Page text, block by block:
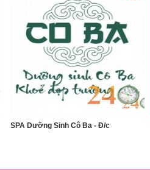
SPA Dưỡng Sinh Cô Ba - Đ/c